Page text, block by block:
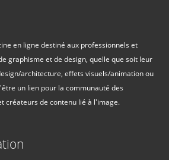
en ligne destiné aux professionnels et
graphisme et de design, quelle que soit leur
architecture, effets visuels/animation ou
un lien pour la communauté des
créateurs de contenu lié à l'image.